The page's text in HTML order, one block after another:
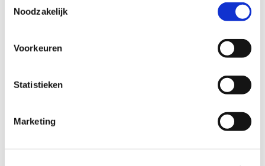
Noodzakelijk
Voorkeuren
Statistieken
Marketing
Titel
Saepe laboriosam est sit reiciendis ut voluptatem qui
veritatis et suscipit minima qui facere maxime recusandae
inventore amet ratione sed qui eligendi rerum dolorem sunt
aut rerum aspernatur dignissimos tempore qui ab odit
molestias atque ipsum consequatur dicta iste unde itaque
doloribus voluptatem.